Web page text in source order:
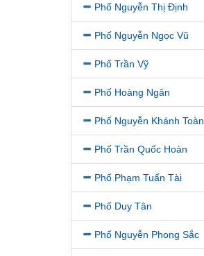
Phố Nguyễn Thị Định
Phố Nguyễn Ngọc Vũ
Phố Trần Vỹ
Phố Hoàng Ngân
Phố Nguyễn Khánh Toàn
Phố Trần Quốc Hoàn
Phố Phạm Tuấn Tài
Phố Duy Tân
Phố Nguyễn Phong Sắc